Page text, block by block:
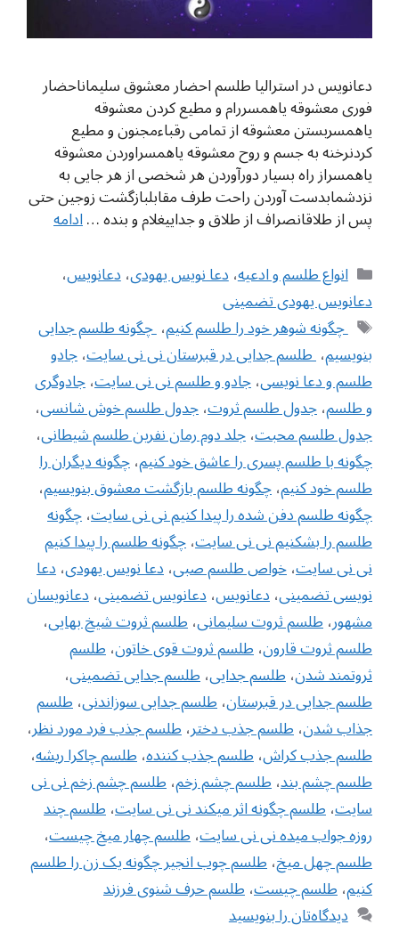
دعانویس در استرالیا طلسم احضار معشوق سلیماناحضار
فوری معشوقه یاهمسررام و مطیع کردن معشوقه
یاهمسربستن معشوقه از تمامی رقباءمجنون و مطيع
کردنرخنه به جسم و روح معشوقه یاهمسراوردن معشوقه
یاهمسراز راه بسیار دورآوردن هر شخصی از هر جایی به
نزدشمابدست آوردن راحت طرف مقابلبازگشت زوجین حتی
پس از طلاقانصراف از طلاق و جداییغلام و بنده …ادامه
دسته‌ها
انواع طلسم و ادعیه،دعا نویس یهودی،دعانویس،
دعانویس یهودی تضمینی
برچسب‌ها
‌ چگونه شوهر خود را طلسم کنیم،‌ چگونه طلسم جدایی
بنویسیم،‌ طلسم جدایی در قبرستان نی نی سایت،جادو
طلسم و دعا نویسی،جادو و طلسم نی نی سایت،جادوگری
و طلسم،جدول طلسم ثروت،جدول طلسم خوش شانسی،
جدول طلسم محبت،جلد دوم رمان نفرین طلسم شیطانی،
چگونه با طلسم پسری را عاشق خود کنیم،چگونه دیگران را
طلسم خود کنیم،چگونه طلسم بازگشت معشوق بنویسیم،
چگونه طلسم دفن شده را پیدا کنیم نی نی سایت،چگونه
طلسم را بشکنیم نی نی سایت،چگونه طلسم را پیدا کنیم
نی نی سایت،خواص طلسم صبی،دعا نویس یهودی،دعا
نویسی تضمینی،دعانویس،دعانویس تضمینی،دعانویسان
مشهور،طلسم ثروت سلیمانی،طلسم ثروت شیخ بهایی،
طلسم ثروت قارون،طلسم ثروت قوی خاتون،طلسم
ثروتمند شدن،طلسم جدایی،طلسم جدایی تضمینی،
طلسم جدایی در قبرستان،طلسم جدایی سوزاندنی،طلسم
جذاب شدن،طلسم جذب دختر،طلسم جذب فرد مورد نظر،
طلسم جذب کراش،طلسم جذب کننده،طلسم چاکرا ریشه،
طلسم چشم بند،طلسم چشم زخم،طلسم چشم زخم نی نی
سایت،طلسم چگونه اثر میکند نی نی سایت،طلسم چند
روزه جواب میده نی نی سایت،طلسم چهار میخ چیست،
طلسم چهل میخ،طلسم چوب انجیر چگونه یک زن را طلسم
کنیم،طلسم چیست،طلسم حرف شنوی فرزند
دیدگاه‌تان را بنویسید